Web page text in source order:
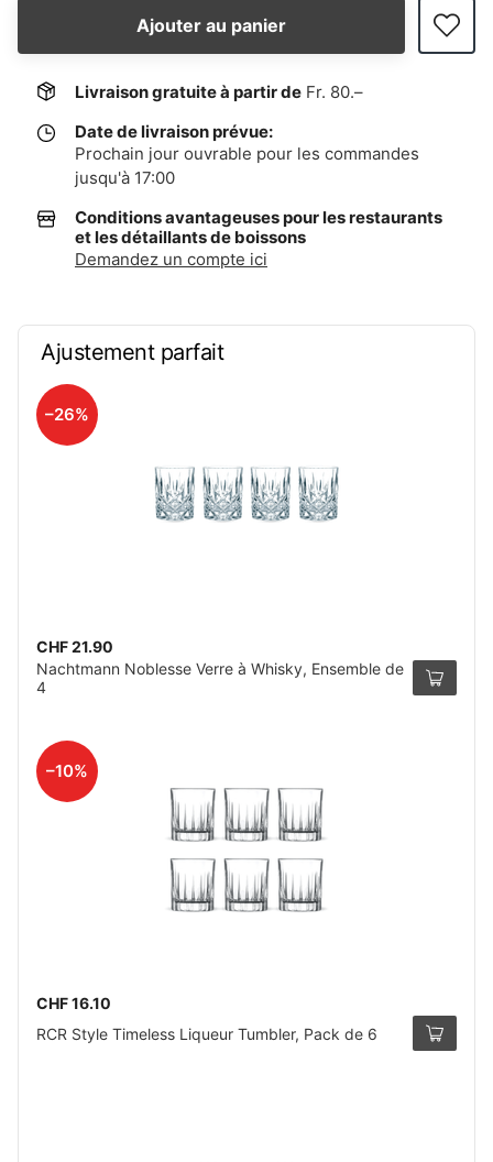
Ajouter au panier
Livraison gratuite à partir de Fr. 80.–
Date de livraison prévue:
Prochain jour ouvrable pour les commandes
jusqu'à 17:00
Conditions avantageuses pour les restaurants
et les détaillants de boissons
Demandez un compte ici
Ajustement parfait
–26%
CHF 21.90
Nachtmann Noblesse Verre à Whisky, Ensemble de
4
–10%
CHF 16.10
RCR Style Timeless Liqueur Tumbler, Pack de 6